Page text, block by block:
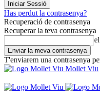
Has perdut la contrasenya?
Recuperació de contrasenya
Recuperar la teva contrasenya
T'enviarem una contrasenya
Mollet Viu